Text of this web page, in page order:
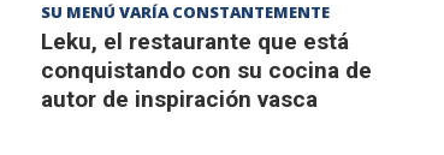
SU MENÚ VARÍA CONSTANTEMENTE
Leku, el restaurante que está
conquistando con su cocina de
autor de inspiración vasca